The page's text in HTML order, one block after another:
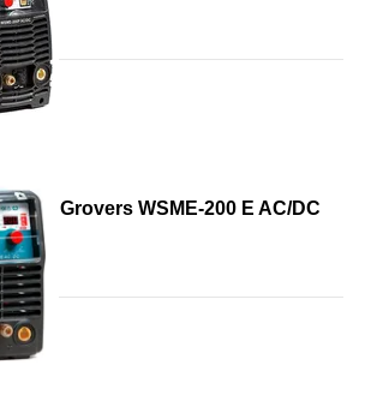
Grovers WSME-200 E AC/DC